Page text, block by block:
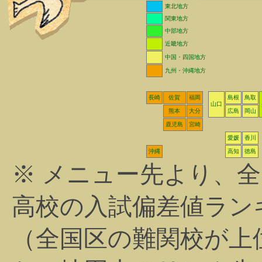
東北地方
関東地方
中部地方
近畿地方
中国・四国地方
九州・沖縄地方
長崎 佐賀
福岡
山口
島根
鳥取
熊本
大分 広島 岡山
鹿児島 宮崎
愛媛 香川
沖縄 高知 徳島
※ メニュー先より、
高校の入試偏差値ラ
（全国区の難関校が